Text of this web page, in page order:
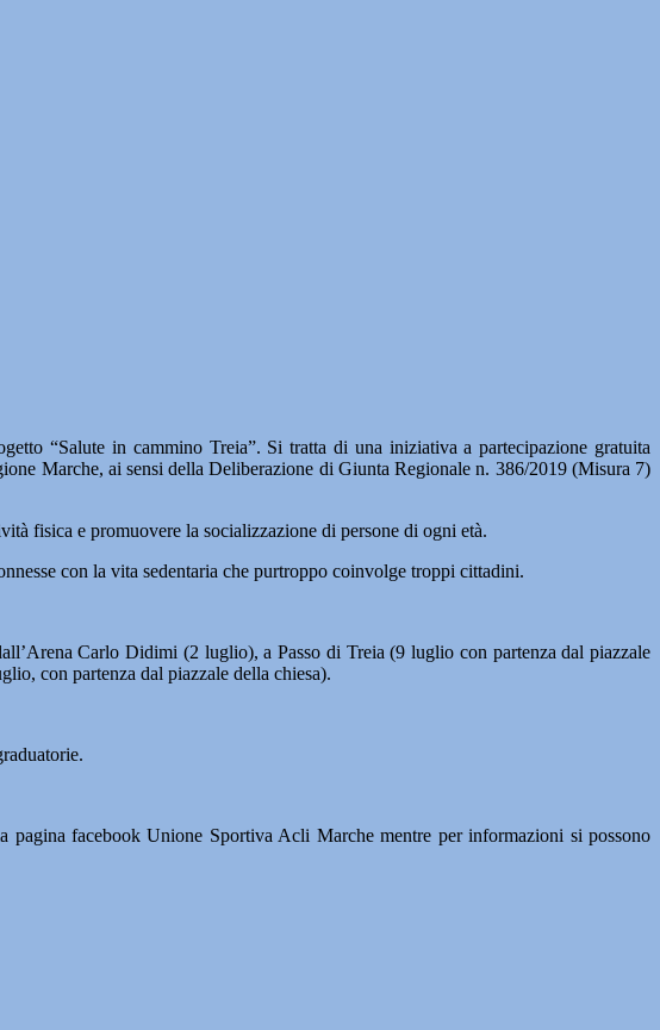
“Salute in cammino Treia”. Si tratta di una iniziativa a partecipazione gratuita
Marche, ai sensi della Deliberazione di Giunta Regionale n. 386/2019 (Misura 7)
fisica e promuovere la socializzazione di persone di ogni età.
con la vita sedentaria che purtroppo coinvolge troppi cittadini.
Carlo Didimi (2 luglio), a Passo di Treia (9 luglio con partenza dal piazzale
con partenza dal piazzale della chiesa).
facebook Unione Sportiva Acli Marche mentre per informazioni si possono